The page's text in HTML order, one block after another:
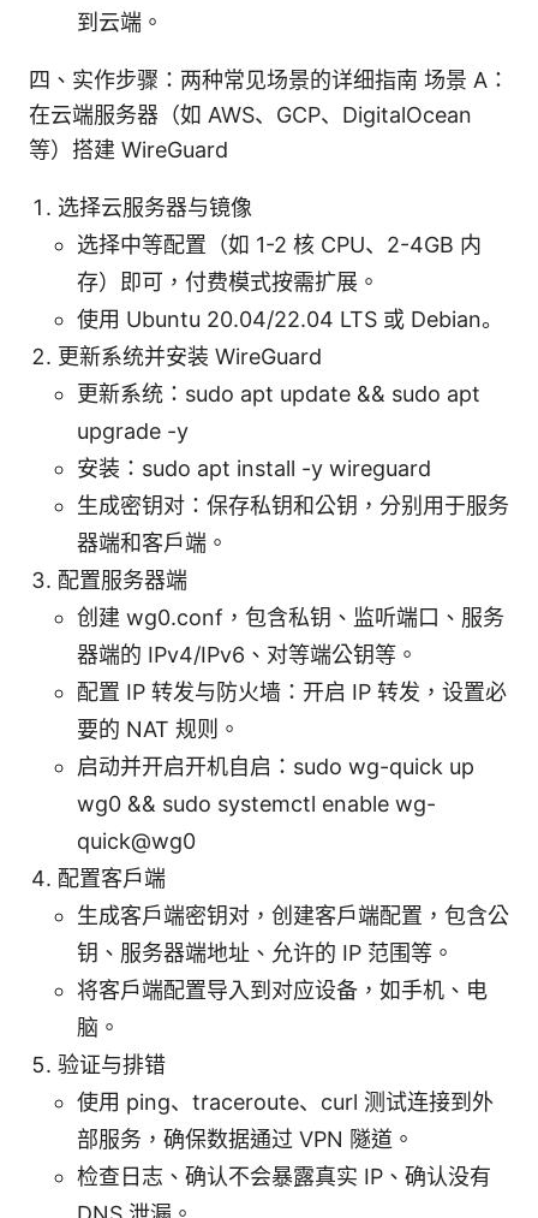
到云端。
四、实作步骤：两种常见场景的详细指南 场景 A：
在云端服务器（如 AWS、GCP、DigitalOcean
等）搭建 WireGuard
选择云服务器与镜像
选择中等配置（如 1-2 核 CPU、2-4GB 内
存）即可，付费模式按需扩展。
使用 Ubuntu 20.04/22.04 LTS 或 Debian。
更新系统并安装 WireGuard
更新系统：sudo apt update && sudo apt
upgrade -y
安装：sudo apt install -y wireguard
生成密钥对：保存私钥和公钥，分别用于服务
器端和客户端。
配置服务器端
创建 wg0.conf，包含私钥、监听端口、服务
器端的 IPv4/IPv6、对等端公钥等。
配置 IP 转发与防火墙：开启 IP 转发，设置必
要的 NAT 规则。
启动并开启开机自启：sudo wg-quick up
wg0 && sudo systemctl enable wg-
quick@wg0
配置客户端
生成客户端密钥对，创建客户端配置，包含公
钥、服务器端地址、允许的 IP 范围等。
将客户端配置导入到对应设备，如手机、电
脑。
验证与排错
使用 ping、traceroute、curl 测试连接到外
部服务，确保数据通过 VPN 隧道。
检查日志、确认不会暴露真实 IP、确认没有